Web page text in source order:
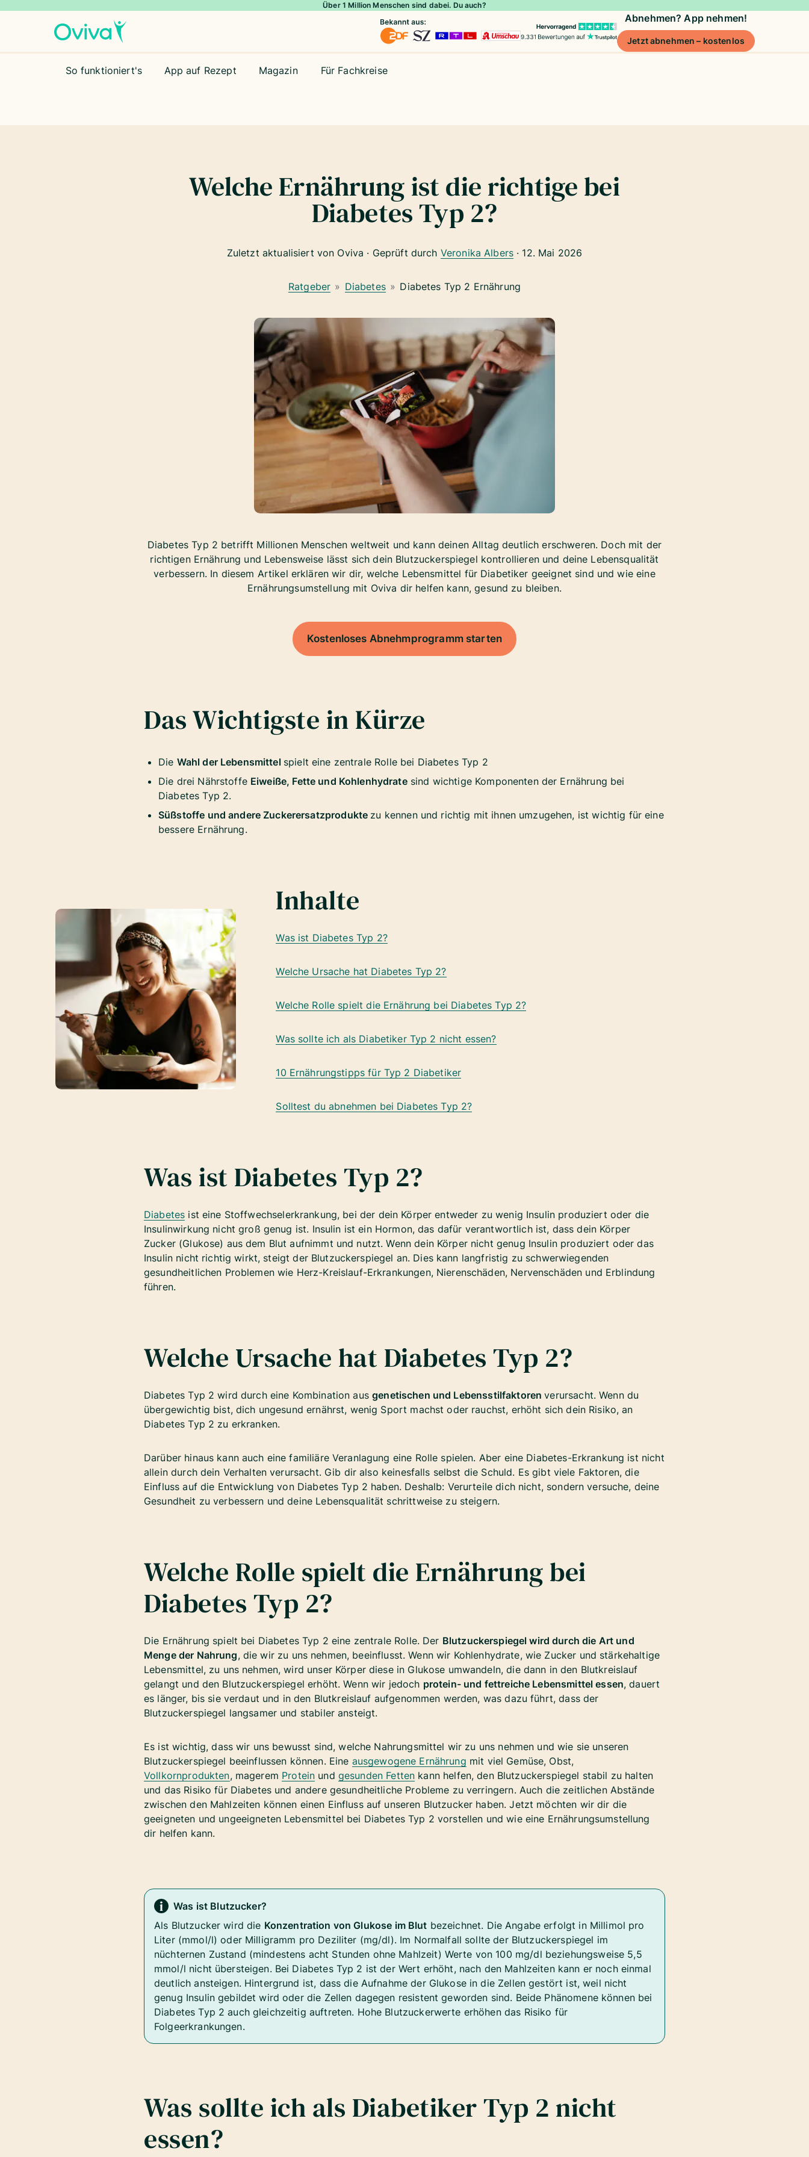
Über 1 Million Menschen sind dabei. Du auch?
Abnehmen? App nehmen!
Jetzt abnehmen – kostenlos
So funktioniert's App auf Rezept Magazin Für Fachkreise
Welche Ernährung ist die richtige bei
Diabetes Typ 2?
Zuletzt aktualisiert von Oviva · Geprüft durch Veronika Albers · 12. Mai 2026
Ratgeber » Diabetes » Diabetes Typ 2 Ernährung
Diabetes Typ 2 betrifft Millionen Menschen weltweit und kann deinen Alltag deutlich erschweren. Doch mit der
richtigen Ernährung und Lebensweise lässt sich dein Blutzuckerspiegel kontrollieren und deine Lebensqualität
verbessern. In diesem Artikel erklären wir dir, welche Lebensmittel für Diabetiker geeignet sind und wie eine
Ernährungsumstellung mit Oviva dir helfen kann, gesund zu bleiben.
Kostenloses Abnehmprogramm starten
Das Wichtigste in Kürze
Die Wahl der Lebensmittel spielt eine zentrale Rolle bei Diabetes Typ 2
Die drei Nährstoffe Eiweiße, Fette und Kohlenhydratesind wichtige Komponenten der Ernährung bei
Diabetes Typ 2.
Süßstoffe und andere Zuckerersatzprodukte zu kennen und richtig mit ihnen umzugehen, ist wichtig für eine
bessere Ernährung.
Inhalte
Was ist Diabetes Typ 2?
Welche Ursache hat Diabetes Typ 2?
Welche Rolle spielt die Ernährung bei Diabetes Typ 2?
Was sollte ich als Diabetiker Typ 2 nicht essen?
10 Ernährungstipps für Typ 2 Diabetiker
Solltest du abnehmen bei Diabetes Typ 2?
Was ist Diabetes Typ 2?
Diabetes ist eine Stoffwechselerkrankung, bei der dein Körper entweder zu wenig Insulin produziert oder die
Insulinwirkung nicht groß genug ist. Insulin ist ein Hormon, das dafür verantwortlich ist, dass dein Körper
Zucker (Glukose) aus dem Blut aufnimmt und nutzt. Wenn dein Körper nicht genug Insulin produziert oder das
Insulin nicht richtig wirkt, steigt der Blutzuckerspiegel an. Dies kann langfristig zu schwerwiegenden
gesundheitlichen Problemen wie Herz-Kreislauf-Erkrankungen, Nierenschäden, Nervenschäden und Erblindung
führen.
Welche Ursache hat Diabetes Typ 2?
Diabetes Typ 2 wird durch eine Kombination ausgenetischen und Lebensstilfaktorenverursacht. Wenn du
übergewichtig bist, dich ungesund ernährst, wenig Sport machst oder rauchst, erhöht sich dein Risiko, an
Diabetes Typ 2 zu erkranken.
Darüber hinaus kann auch eine familiäre Veranlagung eine Rolle spielen. Aber eine Diabetes-Erkrankung ist nicht
allein durch dein Verhalten verursacht. Gib dir also keinesfalls selbst die Schuld. Es gibt viele Faktoren, die
Einfluss auf die Entwicklung von Diabetes Typ 2 haben. Deshalb: Verurteile dich nicht, sondern versuche, deine
Gesundheit zu verbessern und deine Lebensqualität schrittweise zu steigern.
Welche Rolle spielt die Ernährung bei
Diabetes Typ 2?
Die Ernährung spielt bei Diabetes Typ 2 eine zentrale Rolle. Der Blutzuckerspiegel wird durch die Art und
Menge der Nahrung, die wir zu uns nehmen, beeinflusst. Wenn wir Kohlenhydrate, wie Zucker und stärkehaltige
Lebensmittel, zu uns nehmen, wird unser Körper diese in Glukose umwandeln, die dann in den Blutkreislauf
gelangt und den Blutzuckerspiegel erhöht. Wenn wir jedoch protein- und fettreiche Lebensmittel essen, dauert
es länger, bis sie verdaut und in den Blutkreislauf aufgenommen werden, was dazu führt, dass der
Blutzuckerspiegel langsamer und stabiler ansteigt.
Es ist wichtig, dass wir uns bewusst sind, welche Nahrungsmittel wir zu uns nehmen und wie sie unseren
Blutzuckerspiegel beeinflussen können. Eine ausgewogene Ernährung mit viel Gemüse, Obst,
Vollkornprodukten, magerem Protein und gesunden Fetten kann helfen, den Blutzuckerspiegel stabil zu halten
und das Risiko für Diabetes und andere gesundheitliche Probleme zu verringern. Auch die zeitlichen Abstände
zwischen den Mahlzeiten können einen Einfluss auf unseren Blutzucker haben. Jetzt möchten wir dir die
geeigneten und ungeeigneten Lebensmittel bei Diabetes Typ 2 vorstellen und wie eine Ernährungsumstellung
dir helfen kann.
Was ist Blutzucker?
Als Blutzucker wird die Konzentration von Glukose im Blut bezeichnet. Die Angabe erfolgt in Millimol pro
Liter (mmol/l) oder Milligramm pro Deziliter (mg/dl). Im Normalfall sollte der Blutzuckerspiegel im
nüchternen Zustand (mindestens acht Stunden ohne Mahlzeit) Werte von 100 mg/dl beziehungsweise 5,5
mmol/l nicht übersteigen. Bei Diabetes Typ 2 ist der Wert erhöht, nach den Mahlzeiten kann er noch einmal
deutlich ansteigen. Hintergrund ist, dass die Aufnahme der Glukose in die Zellen gestört ist, weil nicht
genug Insulin gebildet wird oder die Zellen dagegen resistent geworden sind. Beide Phänomene können bei
Diabetes Typ 2 auch gleichzeitig auftreten. Hohe Blutzuckerwerte erhöhen das Risiko für
Folgeerkrankungen.
Was sollte ich als Diabetiker Typ 2 nicht
essen?